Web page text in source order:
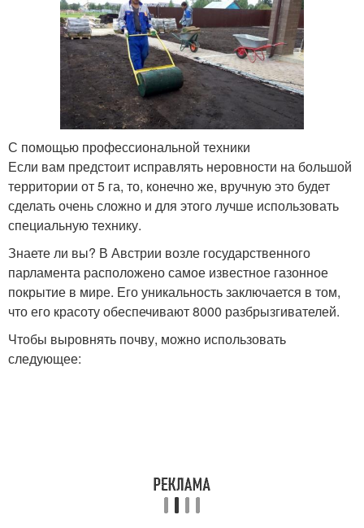
С помощью профессиональной техники
Если вам предстоит исправлять неровности на большой
территории от 5 га, то, конечно же, вручную это будет
сделать очень сложно и для этого лучше использовать
специальную технику.
Знаете ли вы? В Австрии возле государственного
парламента расположено самое известное газонное
покрытие в мире. Его уникальность заключается в том,
что его красоту обеспечивают 8000 разбрызгивателей.
Чтобы выровнять почву, можно использовать
следующее: